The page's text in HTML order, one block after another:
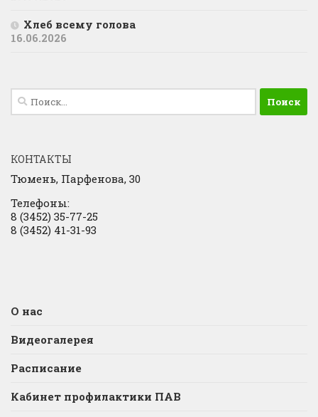
Хлеб всему голова
16.06.2026
Найти:
КОНТАКТЫ
Тюмень, Парфенова, 30
Телефоны:
8 (3452) 35-77-25
8 (3452) 41-31-93
О нас
Видеогалерея
Расписание
Кабинет профилактики ПАВ